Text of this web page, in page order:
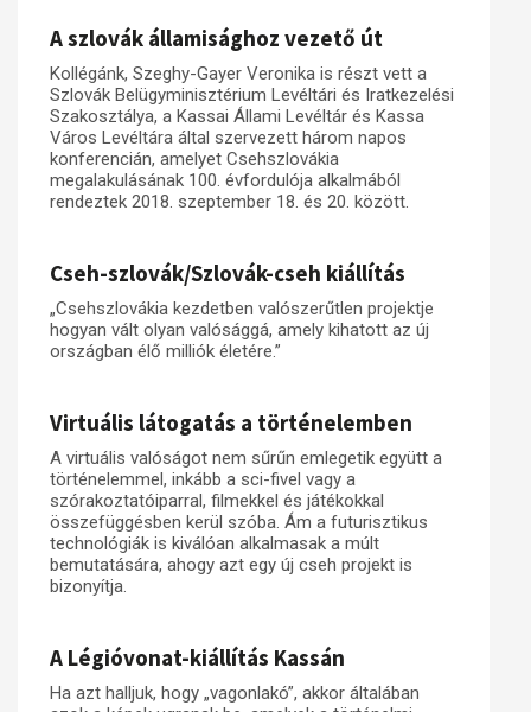
A szlovák államisághoz vezető út
Kollégánk, Szeghy-Gayer Veronika is részt vett a
Szlovák Belügyminisztérium Levéltári és Iratkezelési
Szakosztálya, a Kassai Állami Levéltár és Kassa
Város Levéltára által szervezett három napos
konferencián, amelyet Csehszlovákia
megalakulásának 100. évfordulója alkalmából
rendeztek 2018. szeptember 18. és 20. között.
Cseh-szlovák/Szlovák-cseh kiállítás
„Csehszlovákia kezdetben valószerűtlen projektje
hogyan vált olyan valósággá, amely kihatott az új
országban élő milliók életére.”
Virtuális látogatás a történelemben
A virtuális valóságot nem sűrűn emlegetik együtt a
történelemmel, inkább a sci-fivel vagy a
szórakoztatóiparral, filmekkel és játékokkal
összefüggésben kerül szóba. Ám a futurisztikus
technológiák is kiválóan alkalmasak a múlt
bemutatására, ahogy azt egy új cseh projekt is
bizonyítja.
A Légióvonat-kiállítás Kassán
Ha azt halljuk, hogy „vagonlakó”, akkor általában